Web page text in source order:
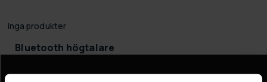
inga produkter
Bluetooth högtalare